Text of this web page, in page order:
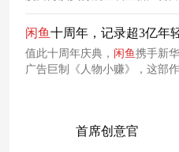
狂赚钱头条，直观呈现用户在闲
闲鱼十周年，记录超3亿年
值此十周年庆典， 闲鱼携手新
广告巨制《人物小赚》，这部
首席创意官